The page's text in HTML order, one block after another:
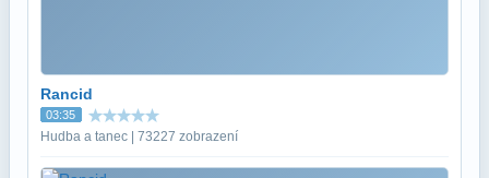
Rancid
03:35
Hudba a tanec | 73227 zobrazení